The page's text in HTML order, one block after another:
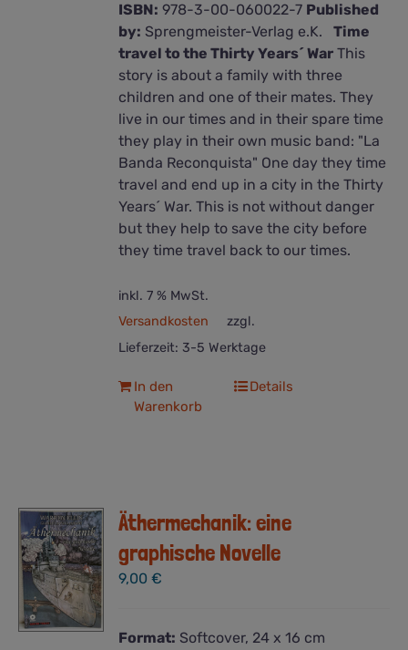
ISBN: 978-3-00-060022-7 Published
by: Sprengmeister-Verlag e.K.Time
travel to the Thirty Years´ War This
story is about a family with three
children and one of their mates. They
live in our times and in their spare time
they play in their own music band: "La
Banda Reconquista" One day they time
travel and end up in a city in the Thirty
Years´ War. This is not without danger
but they help to save the city before
they time travel back to our times.
inkl. 7 % MwSt.
zzgl.
Versandkosten
Lieferzeit: 3-5 Werktage
In den
Warenkorb
Details
Äthermechanik: eine
graphische Novelle
9,00€
Format: Softcover, 24 x 16 cm